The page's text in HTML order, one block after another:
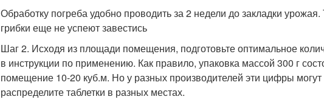
Обработку погреба удобно проводить за 2 недели до закладки
грибки еще не успеют завестись
Шаг 2. Исходя из площади помещения, подготовьте оптимальное
в инструкции по применению. Как правило, упаковка массой 300 г
помещение 10-20 куб.м. Но у разных производителей эти цифры
распределите таблетки в разных местах.